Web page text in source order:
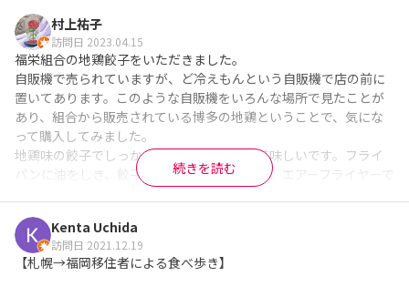
村上祐子
訪問日 2023.04.15
福栄組合の地鶏餃子をいただきました。
自販機で売られていますが、ど冷えもんという自販機で店の前に
置いてあります。このような自販機をいろんな場所で見たことが
あり、組合から販売されている博多の地鶏ということで、気にな
って購入してみました。
地鶏味の餃子でしっかり味がついていて、美味しいです。フライ
パンに油をしき、餃子をカリカリに揚げます。エアーフライヤーで
面白いアイデアだなと感じました。スーパーで並んでいるより、ひ
ときわ目立つので目を惹きます。
※Googleに投稿された口コミです
続きを読む
Kenta Uchida
訪問日 2021.12.19
【札幌→福岡移住者による食べ歩き】